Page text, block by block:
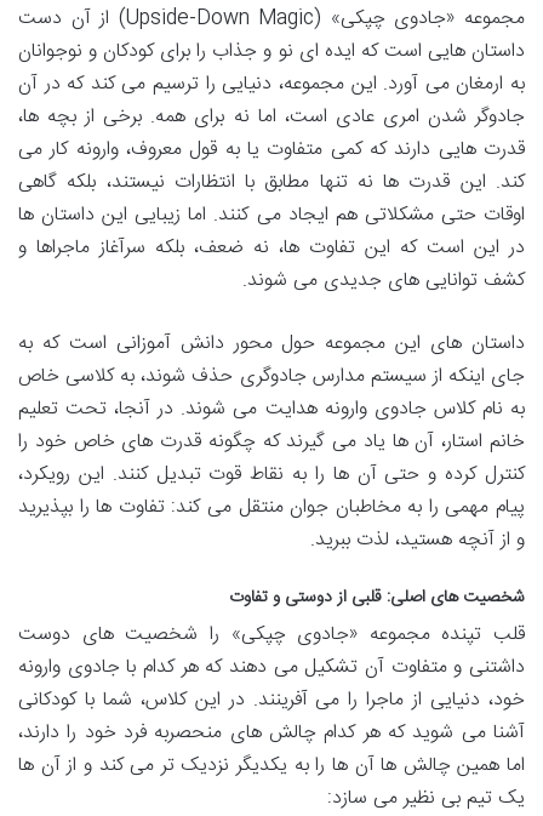
مجموعه «جادوی چپکی» (Upside-Down Magic) از آن دست
داستان هایی است که ایده ای نو و جذاب را برای کودکان و نوجوانان
به ارمغان می آورد. این مجموعه، دنیایی را ترسیم می کند که در آن
جادوگر شدن امری عادی است، اما نه برای همه. برخی از بچه ها،
قدرت هایی دارند که کمی متفاوت یا به قول معروف، وارونه کار می
کند. این قدرت ها نه تنها مطابق با انتظارات نیستند، بلکه گاهی
اوقات حتی مشکلاتی هم ایجاد می کنند. اما زیبایی این داستان ها
در این است که این تفاوت ها، نه ضعف، بلکه سرآغاز ماجراها و
کشف توانایی های جدیدی می شوند.
داستان های این مجموعه حول محور دانش آموزانی است که به
جای اینکه از سیستم مدارس جادوگری حذف شوند، به کلاسی خاص
به نام کلاس جادوی وارونه هدایت می شوند. در آنجا، تحت تعلیم
خانم استار، آن ها یاد می گیرند که چگونه قدرت های خاص خود را
کنترل کرده و حتی آن ها را به نقاط قوت تبدیل کنند. این رویکرد،
پیام مهمی را به مخاطبان جوان منتقل می کند: تفاوت ها را بپذیرید
و از آنچه هستید، لذت ببرید.
شخصیت های اصلی: قلبی از دوستی و تفاوت
قلب تپنده مجموعه «جادوی چپکی» را شخصیت های دوست
داشتنی و متفاوت آن تشکیل می دهند که هر کدام با جادوی وارونه
خود، دنیایی از ماجرا را می آفرینند. در این کلاس، شما با کودکانی
آشنا می شوید که هر کدام چالش های منحصربه فرد خود را دارند،
اما همین چالش ها آن ها را به یکدیگر نزدیک تر می کند و از آن ها
یک تیم بی نظیر می سازد: